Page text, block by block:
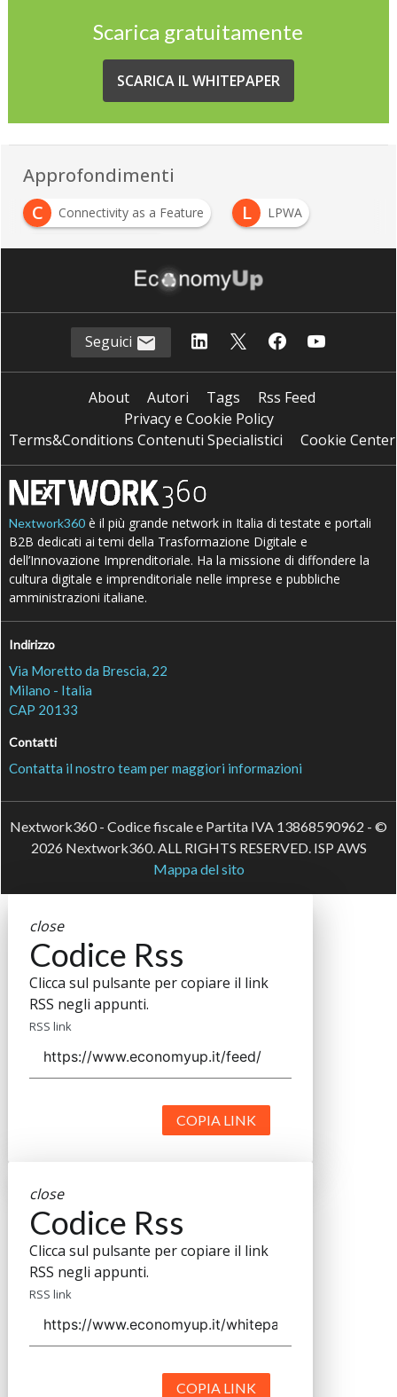
Scarica gratuitamente
SCARICA IL WHITEPAPER
Approfondimenti
C
Connectivity as a Feature L LPWA
S sensori ambientali
Seguici
About Autori Tags
Rss Feed
Privacy e Cookie Policy
Terms&Conditions Contenuti Specialistici
Cookie Center
Nextwork360 è il più grande network in Italia di testate e portali
B2B dedicati ai temi della Trasformazione Digitale e
dell’Innovazione Imprenditoriale. Ha la missione di diffondere la
cultura digitale e imprenditoriale nelle imprese e pubbliche
amministrazioni italiane.
Indirizzo
Via Moretto da Brescia, 22
Milano - Italia
CAP 20133
Contatti
Contatta il nostro team per maggiori informazioni
Nextwork360 - Codice fiscale e Partita IVA 13868590962 - ©
2026 Nextwork360. ALL RIGHTS RESERVED. ISP AWS
Mappa del sito
close
Codice Rss
Clicca sul pulsante per copiare il link
RSS negli appunti.
RSS link
COPIA LINK
close
Codice Rss
Clicca sul pulsante per copiare il link
RSS negli appunti.
RSS link
COPIA LINK